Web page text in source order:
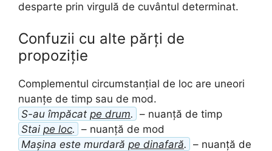
desparte prin virgulă de cuvântul determinat.
Confuzii cu alte părți de
propoziție
Complementul circumstanțial de loc are uneori
nuanțe de timp sau de mod.
S-au împăcat pe drum. – nuanță de timp
Stai pe loc. – nuanță de mod
Mașina este murdară pe dinafară. – nuanță de